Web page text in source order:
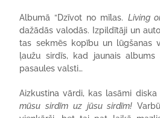
Albumā “Dzīvot no mīlas. Living
dažādās valodās. Izpildītāji un
tas sekmēs kopību un lūgšanas
ļaužu sirdīs, kad jaunais
pasaules valsti…
Aizkustina vārdi, kas lasāmi
mūsu sirdīm uz jūsu sirdīm!